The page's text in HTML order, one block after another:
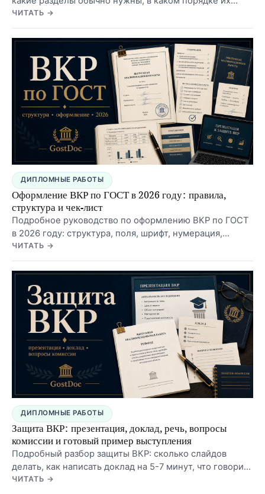
ставить, что включать во введение, главы, заключение,
источники и приложения.
ЧИТАТЬ →
ДИПЛОМНЫЕ РАБОТЫ
Оформление ВКР по ГОСТ в 2026 году: правила,
структура и чек-лист
Подробное руководство по оформлению ВКР по ГОСТ
в 2026 году: структура, поля, шрифт, нумерация,
заголовки, список литературы, приложения, частые
ошибки и финальный чек-лист перед сдачей.
ЧИТАТЬ →
ДИПЛОМНЫЕ РАБОТЫ
Защита ВКР: презентация, доклад, речь, вопросы
комиссии и готовый пример выступления
Подробный разбор защиты ВКР: сколько слайдов
делать, как написать доклад на 5-7 минут, что говорить
на защите, какие вопросы задает комиссия, как
ЧИТАТЬ →